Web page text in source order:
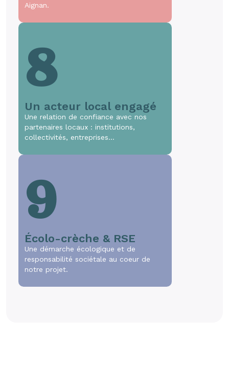
Aignan.
8
Un acteur local engagé
Une relation de confiance avec nos
partenaires locaux : institutions,
collectivités, entreprises…
9
Écolo-crèche & RSE
Une démarche écologique et de
responsabilité sociétale au coeur de
notre projet.